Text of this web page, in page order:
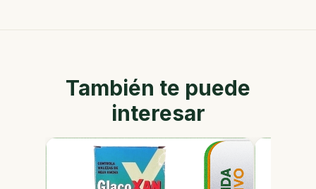
También te puede
interesar